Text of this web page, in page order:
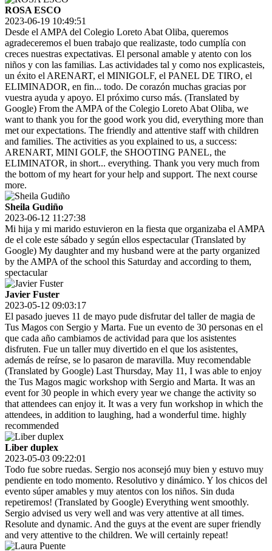
ROSA ESCO
2023-06-19 10:49:51
Desde el AMPA del Colegio Loreto Abat Oliba, queremos
agradeceremos el buen trabajo que realizaste, todo cumplía con
creces nuestras expectativas. El personal amable y atento con los
niños y con las familias. Las actividades tal y como nos explicasteis,
un éxito el ARENART, el MINIGOLF, el PANEL DE TIRO, el
ELIMINADOR, en fin... todo. De corazón muchas gracias por
vuestra ayuda y apoyo. El próximo curso más. (Translated by
Google) From the AMPA of the Colegio Loreto Abat Oliba, we
want to thank you for the good work you did, everything more than
met our expectations. The friendly and attentive staff with children
and families. The activities as you explained to us, a success:
ARENART, MINI GOLF, the SHOOTING PANEL, the
ELIMINATOR, in short... everything. Thank you very much from
the bottom of my heart for your help and support. The next course
more.
Sheila Gudiño
2023-06-12 11:27:38
Mi hija y mi marido estuvieron en la fiesta que organizaba el AMPA
de el cole este sábado y según ellos espectacular (Translated by
Google) My daughter and my husband were at the party organized
by the AMPA of the school this Saturday and according to them,
spectacular
Javier Fuster
2023-05-12 09:03:17
El pasado jueves 11 de mayo pude disfrutar del taller de magia de
Tus Magos con Sergio y Marta. Fue un evento de 30 personas en el
que cada año cambiamos de actividad para que los asistentes
disfruten. Fue un taller muy divertido en el que los asistentes,
además de reírse, se lo pasaron de maravilla. Muy recomendable
(Translated by Google) Last Thursday, May 11, I was able to enjoy
the Tus Magos magic workshop with Sergio and Marta. It was an
event for 30 people in which every year we change the activity so
that attendees can enjoy it. It was a very fun workshop in which the
attendees, in addition to laughing, had a wonderful time. highly
recommended
Liber duplex
2023-05-03 09:22:01
Todo fue sobre ruedas. Sergio nos aconsejó muy bien y estuvo muy
pendiente en todo momento. Resolutivo y dinámico. Y los chicos del
evento súper amables y muy atentos con los niños. Sin duda
repetiremos! (Translated by Google) Everything went smoothly.
Sergio advised us very well and was very attentive at all times.
Resolute and dynamic. And the guys at the event are super friendly
and very attentive to the children. We will certainly repeat!